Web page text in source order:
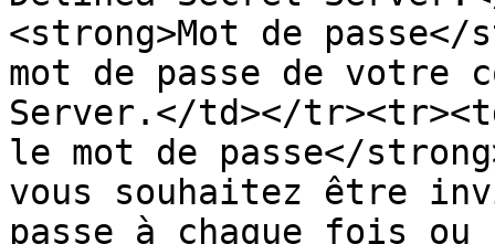
<strong>Mot de
mot de passe de votre
Server.</td></
le mot de passe</
vous souhaitez être
passe à chaque fois